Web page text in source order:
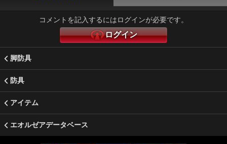
コメントを記入するにはログインが必要です。
ログイン
脚防具
防具
アイテム
エオルゼアデータベース